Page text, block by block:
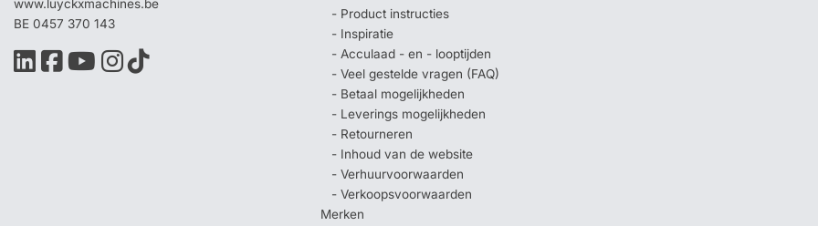
www.luyckxmachines.be
BE 0457 370 143
- Product instructies
- Inspiratie
- Acculaad - en - looptijden
- Veel gestelde vragen (FAQ)
- Betaal mogelijkheden
- Leverings mogelijkheden
- Retourneren
- Inhoud van de website
- Verhuurvoorwaarden
- Verkoopsvoorwaarden
Merken